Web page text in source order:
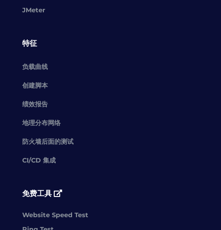
JMeter
特征
负载曲线
创建脚本
绩效报告
地理分布网络
防火墙后面的测试
CI/CD 集成
免费工具
Website Speed Test